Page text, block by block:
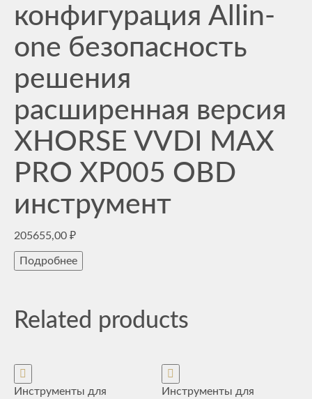
конфигурация Allin-
one безопасность
решения
расширенная версия
XHORSE VVDI MAX
PRO XP005 OBD
инструмент
205655,00 ₽
Подробнее
Related products
Инструменты для
Инструменты для